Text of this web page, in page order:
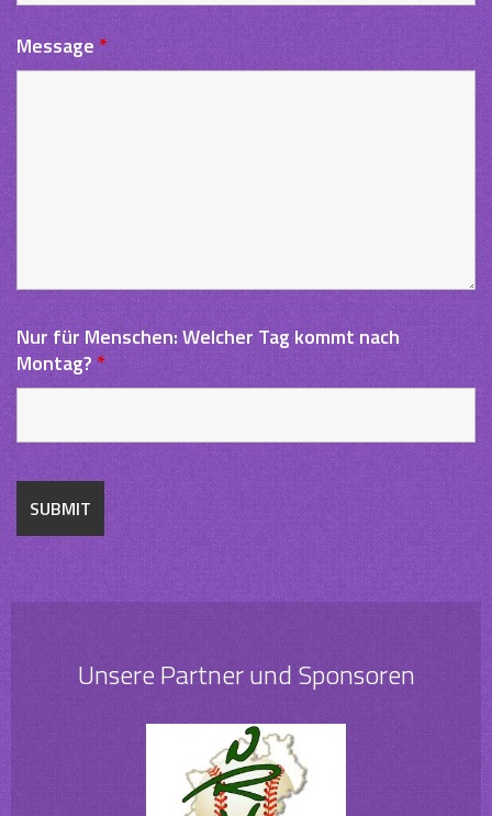
Message*
Nur für Menschen: Welcher Tag kommt nach
Montag?*
Unsere Partner und Sponsoren